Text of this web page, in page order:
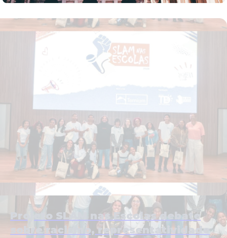
Projeto SLAM nas Escolas debate
sobre racismo, representatividade